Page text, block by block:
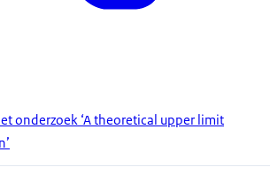
onderzoek ‘A theoretical upper limit